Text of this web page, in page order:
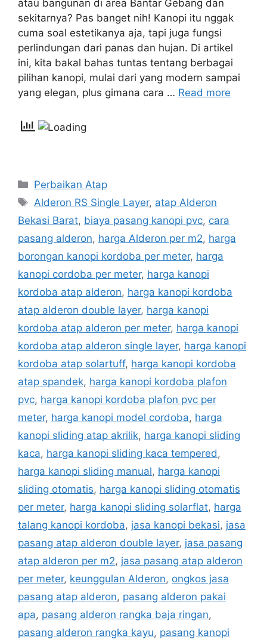
atau bangunan di area Bantar Gebang dan
sekitarnya? Pas banget nih! Kanopi itu nggak
cuma soal estetikanya aja, tapi juga fungsi
perlindungan dari panas dan hujan. Di artikel
ini, kita bakal bahas tuntas tentang berbagai
pilihan kanopi, mulai dari yang modern sampai
yang elegan, plus gimana cara … Read more
Categories
Perbaikan Atap
Tags
Alderon RS Single Layer, atap Alderon
Bekasi Barat, biaya pasang kanopi pvc, cara
pasang alderon, harga Alderon per m2, harga
borongan kanopi kordoba per meter, harga
kanopi cordoba per meter, harga kanopi
kordoba atap alderon, harga kanopi kordoba
atap alderon double layer, harga kanopi
kordoba atap alderon per meter, harga kanopi
kordoba atap alderon single layer, harga kanopi
kordoba atap solartuff, harga kanopi kordoba
atap spandek, harga kanopi kordoba plafon
pvc, harga kanopi kordoba plafon pvc per
meter, harga kanopi model cordoba, harga
kanopi sliding atap akrilik, harga kanopi sliding
kaca, harga kanopi sliding kaca tempered,
harga kanopi sliding manual, harga kanopi
sliding otomatis, harga kanopi sliding otomatis
per meter, harga kanopi sliding solarflat, harga
talang kanopi kordoba, jasa kanopi bekasi, jasa
pasang atap alderon double layer, jasa pasang
atap alderon per m2, jasa pasang atap alderon
per meter, keunggulan Alderon, ongkos jasa
pasang atap alderon, pasang alderon pakai
apa, pasang alderon rangka baja ringan,
pasang alderon rangka kayu, pasang kanopi